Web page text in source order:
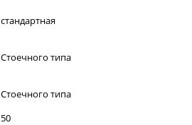
стандартная
Стоечного типа
Стоечного типа
50